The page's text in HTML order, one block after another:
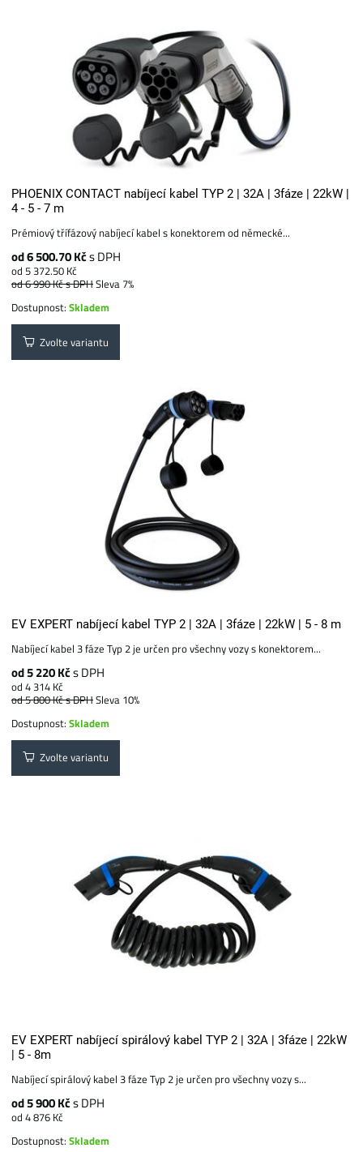
PHOENIX CONTACT nabíjecí kabel TYP 2 | 32A | 3fáze | 22kW |
4 - 5 - 7 m
Prémiový třífázový nabíjecí kabel s konektorem od německé...
od 6 500.70 Kčs DPH
od 5 372.50 Kč
od 6 990 Kčs DPHSleva 7%
Dostupnost:Skladem
Zvolte variantu
EV EXPERT nabíjecí kabel TYP 2 | 32A | 3fáze | 22kW | 5 - 8 m
Nabíjecí kabel 3 fáze Typ 2 je určen pro všechny vozy s konektorem...
od 5 220 Kčs DPH
od 4 314 Kč
od 5 800 Kčs DPHSleva 10%
Dostupnost:Skladem
Zvolte variantu
EV EXPERT nabíjecí spirálový kabel TYP 2 | 32A | 3fáze | 22kW
| 5 - 8m
Nabíjecí spirálový kabel 3 fáze Typ 2 je určen pro všechny vozy s...
od 5 900 Kčs DPH
od 4 876 Kč
Dostupnost:Skladem